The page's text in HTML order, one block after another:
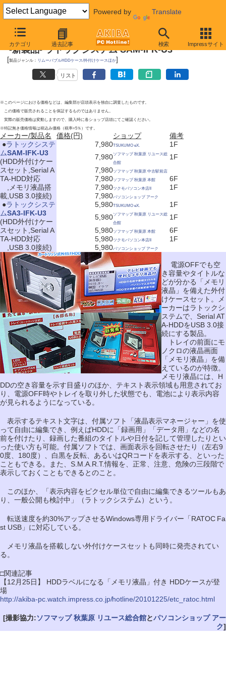
Powered by Translate
カテゴリ 過去記事 検索 Impressサイト
2010年12月25日号
-新製品- ラトックシステム SAM-IFK-U3
[製品ジャンル： リムーバブルHDDケース/外付けケースほか]
リスト
※このページにおける価格などは、編集部が店頭表示を独自に調査したものです。
この価格で販売されることを保証するものではありません。
実際の販売価格は変動しますので、購入時に各ショップ店頭にてご確認ください。
※特記無き価格情報は税込み価格（税率=5％）です。
メーカー/製品名 価格(円) ショップ
備考
●ラトックシステ
ムSAM-IFK-U3
(HDD外付けケー
スセット,Serial A
TA-HDD対応
,メモリ液晶搭
載,USB 3.0接続)
7,980TSUKUMO eX.
1F
7,980ソフマップ 秋葉原 リユース総
合館
1F
7,980ソフマップ 秋葉原 中古駅前店
7,980ソフマップ 秋葉原 本館
6F
7,980ツクモパソコン本店II
1F
7,980パソコンショップ アーク
●ラトックシステ
ムSA3-IFK-U3
(HDD外付けケー
スセット,Serial A
TA-HDD対応
,USB 3.0接続)
5,980TSUKUMO eX.
1F
5,980ソフマップ 秋葉原 リユース総
合館
1F
5,980ソフマップ 秋葉原 本館
6F
5,980ツクモパソコン本店II
1F
5,980パソコンショップ アーク
電源OFFでも空
き容量やタイトルな
どが分かる「メモリ
液晶」を備えた外付
けケースセット。メ
ーカーはラトックシ
ステムで、Serial AT
A-HDDをUSB 3.0接
続にする製品。
トレイの前面にモ
ノクロの液晶画面
「メモリ液晶」を備
えているのが特徴。
メモリ液晶には、H
DDの空き容量を示す目盛りのほか、テキスト表示領域も用意されてお
り、電源OFF時やトレイを取り外した状態でも、電池により表示内容
が見られるようになっている。
表示するテキスト文字は、付属ソフト「液晶表示マネージャー」を使
って自由に編集でき、例えばHDDに「録画用」「データ用」などの名
前を付けたり、録画した番組のタイトルや日付を記して管理したりとい
った使い方も可能。付属ソフトでは、画面表示を回転させたり（左右9
0度、180度）、白黒を反転、あるいはQRコードを表示する、といった
こともできる。また、S.M.A.R.T.情報を、正常、注意、危険の三段階で
表示しておくこともできるとのこと。
このほか、「表示内容をピクセル単位で自由に編集できるツールもあ
り、一般公開も検討中」（ラトックシステム）という。
転送速度を約30%アップさせるWindows専用ドライバー「RATOC Fa
st USB」に対応している。
メモリ液晶を搭載しない外付けケースセットも同時に発売されてい
る。
□関連記事
【12月25日】 HDDラベルになる「メモリ液晶」付き HDDケースが登
場
http://akiba-pc.watch.impress.co.jp/hotline/20101225/etc_ratoc.html
[撮影協力:ソフマップ 秋葉原 リユース総合館とパソコンショップ アー
ク]